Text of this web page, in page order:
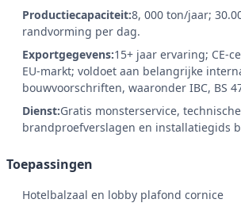
Productiecapaciteit:8, 000 ton/jaar;
randvorming per dag.
Exportgegevens:15+ jaar ervaring; CE-
EU-markt; voldoet aan belangrijke
bouwvoorschriften, waaronder IBC, BS
Dienst:Gratis monsterservice,
brandproefverslagen en installatiegids
Toepassingen
Hotelbalzaal en lobby plafond cornice